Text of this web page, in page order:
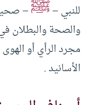
للنبي –ﷺ–
والصحة والبطلان
مجرد الرأي أو
الأسانيد .